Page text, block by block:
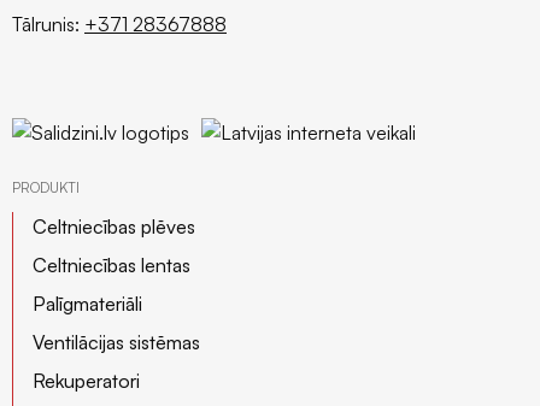
Tālrunis: +371 28367888
PRODUKTI
Celtniecības plēves
Celtniecības lentas
Palīgmateriāli
Ventilācijas sistēmas
Rekuperatori